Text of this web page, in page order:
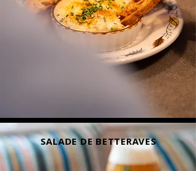
SALADE DE BETTERAVES